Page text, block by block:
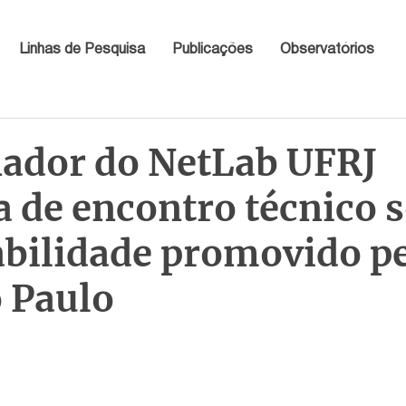
Linhas de Pesquisa Publicações Observatórios
do NetLab UFRJ
de encontro técnico
promovido
Paulo